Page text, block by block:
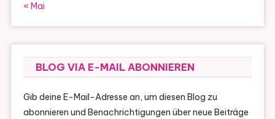
« Mai
BLOG VIA E-MAIL ABONNIEREN
Gib deine E-Mail-Adresse an, um diesen Blog zu
abonnieren und Benachrichtigungen über neue Beiträge